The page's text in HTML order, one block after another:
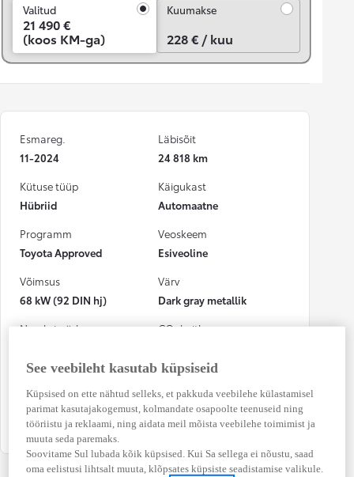
Valitud
21 490 €
(koos KM-ga)
Kuumakse
228 € / kuu
Esmareg.
11-2024
Läbisõit
24 818 km
Kütuse tüüp
Hübriid
Käigukast
Automaatne
Programm
Toyota Approved
Veoskeem
Esiveoline
Võimsus
68 kW (92 DIN hj)
Värv
Dark gray metallik
Numbrimärk
CO₂ heitkogus
91 g/km
Kütusekulu
(kombineeritud)
4,0 l / 100 km
Osalenud
kindlustusjuhtumis
Jah
See veebileht kasutab küpsiseid
Küpsised on ette nähtud selleks, et pakkuda veebilehe külastamisel
parimat kasutajakogemust, kolmandate osapoolte teenuseid ning
tööriistu ja reklaami, ning aidata meil mõista veebilehe toimimist ja
muuta seda paremaks.
Soovitame Sul lubada kõik küpsised. Kui Sa sellega ei nõustu, saad
oma eelistusi lihtsalt muuta, klõpsates küpsiste seadistamise valikule.